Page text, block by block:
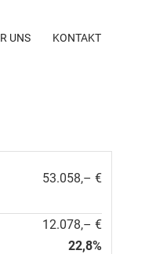
UNS KONTAKT
53.058,– €
12.078,– €
22,8%